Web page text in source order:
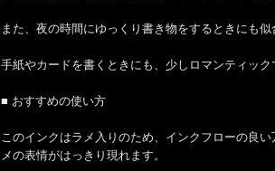
また、夜の時間にゆっくり書き物をするときにも
手紙やカードを書くときにも、少しロマンティック
■ おすすめの使い方
このインクはラメ入りのため、インクフローの良
メの表情がはっきり現れます。